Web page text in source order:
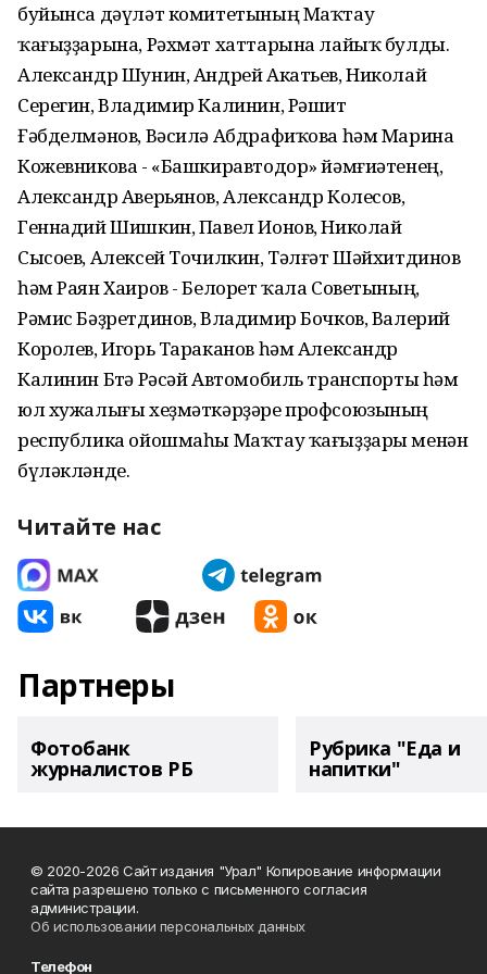
буйынса дәүләт комитетының Маҡтау
ҡағыҙҙарына, Рәхмәт хаттарына лайыҡ булды.
Александр Шунин, Андрей Акатьев, Николай
Серегин, Владимир Калинин, Рәшит
Ғәбделмәнов, Вәсилә Абдрафиҡова һәм Марина
Кожевникова - «Башкиравтодор» йәмғиәтенең,
Александр Аверьянов, Александр Колесов,
Геннадий Шишкин, Павел Ионов, Николай
Сысоев, Алексей Точилкин, Тәлғәт Шәйхитдинов
һәм Раян Хаиров - Белорет ҡала Советының,
Рәмис Бәҙретдинов, Владимир Бочков, Валерий
Королев, Игорь Тараканов һәм Александр
Калинин Бөтә Рәсәй Автомобиль транспорты һәм
юл хужалығы хеҙмәткәрҙәре профсоюзының
республика ойошмаһы Маҡтау ҡағыҙҙары менән
бүләкләнде.
Читайте нас
Партнеры
Фотобанк
журналистов РБ
Рубрика "Еда и
напитки"
© 2020-2026 Сайт издания "Урал" Копирование информации
сайта разрешено только с письменного согласия
администрации.
Об использовании персональных данных
Телефон